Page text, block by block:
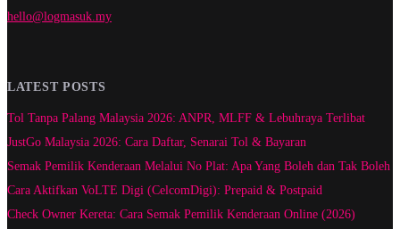
hello@logmasuk.my
LATEST POSTS
Tol Tanpa Palang Malaysia 2026: ANPR, MLFF & Lebuhraya Terlibat
JustGo Malaysia 2026: Cara Daftar, Senarai Tol & Bayaran
Semak Pemilik Kenderaan Melalui No Plat: Apa Yang Boleh dan Tak Boleh
Cara Aktifkan VoLTE Digi (CelcomDigi): Prepaid & Postpaid
Check Owner Kereta: Cara Semak Pemilik Kenderaan Online (2026)